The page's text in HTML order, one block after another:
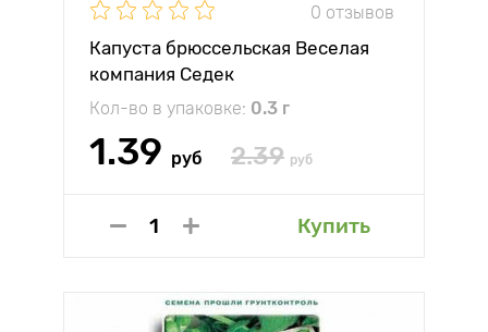
0 отзывов
Капуста брюссельская Веселая
компания Седек
Кол-во в упаковке: 0.3 г
1.39 руб 2.39 руб
Купить